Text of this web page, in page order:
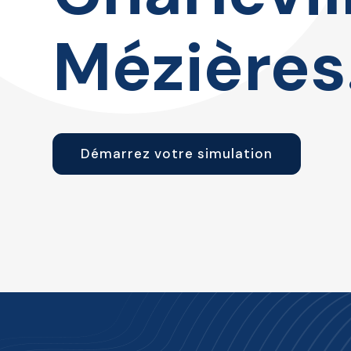
Démarrez votre simulation